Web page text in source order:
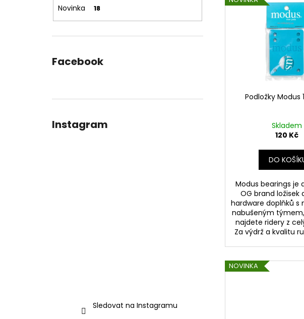
Novinka 18
Facebook
Instagram
Sledovat na Instagramu
ý
Podložky Modus
Skladem
120 Kč
DO
Modus bearings je
OG brand ložisek
hardware doplňků s
nabušeným
najdete ridery z
Za výdrž a kvalitu
NOVINKA